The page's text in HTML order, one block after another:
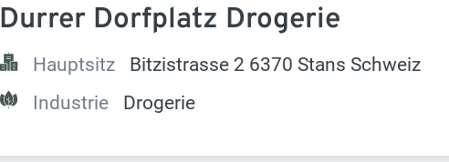
Durrer Dorfplatz Drogerie
Hauptsitz
Bitzistrasse 2 6370 Stans Schweiz
Industrie
Drogerie